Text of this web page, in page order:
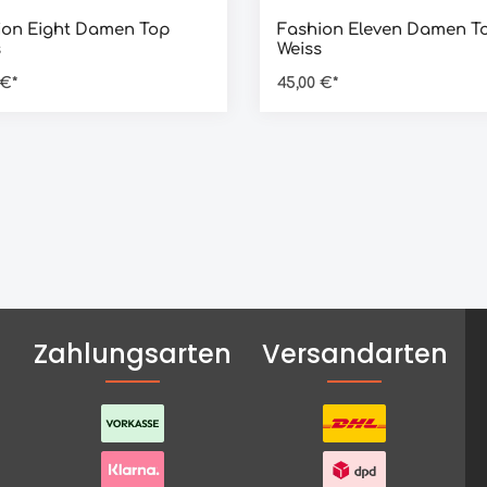
Eight Damen Top
Fashion Eleven Damen
Weiss
45,00 €*
Zahlungsarten Versandarten